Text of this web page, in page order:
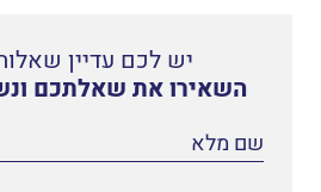
יש לכם עדיין
השאירו את שאלתכם